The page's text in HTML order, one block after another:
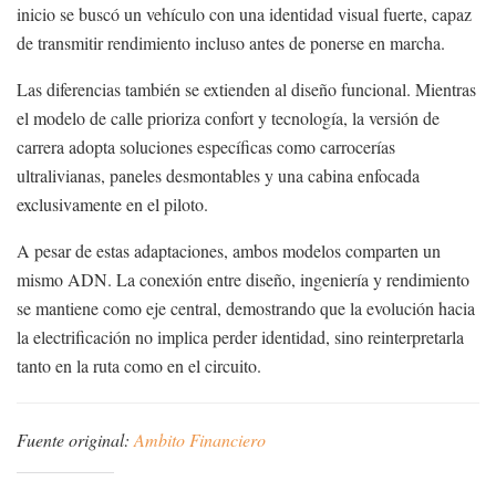
inicio se buscó un vehículo con una identidad visual fuerte, capaz
de transmitir rendimiento incluso antes de ponerse en marcha.
Las diferencias también se extienden al diseño funcional. Mientras
el modelo de calle prioriza confort y tecnología, la versión de
carrera adopta soluciones específicas como carrocerías
ultralivianas, paneles desmontables y una cabina enfocada
exclusivamente en el piloto.
A pesar de estas adaptaciones, ambos modelos comparten un
mismo ADN. La conexión entre diseño, ingeniería y rendimiento
se mantiene como eje central, demostrando que la evolución hacia
la electrificación no implica perder identidad, sino reinterpretarla
tanto en la ruta como en el circuito.
Fuente original: Ambito Financiero